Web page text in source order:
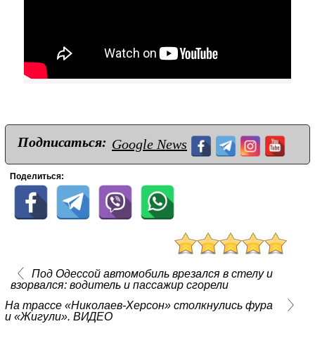
Подписаться: Google News
Поделиться:
Под Одессой автомобиль врезался в стелу и
взорвался: водитель и пассажир сгорели
На трассе «Николаев-Херсон» столкнулись фура
и «Жигули». ВИДЕО